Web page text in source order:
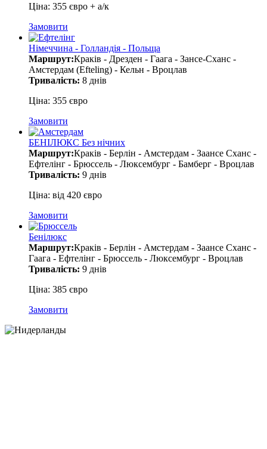
Ціна: 355 євро + а/к
Замовити
Німеччина - Голландія - Польща
Маршрут:Краків - Дрезден - Гаага - Зансе-Сханс -
Амстердам (Efteling) - Кельн - Вроцлав
Тривалість: 8 днів
Ціна: 355 євро
Замовити
БЕНІЛЮКС Без нічних
Маршрут:Краків - Берлін - Амстердам - Заансе Сханс -
Ефтелінг - Брюссель - Люксембург - Бамберг - Вроцлав
Тривалість: 9 днів
Ціна: від 420 євро
Замовити
Бенілюкс
Маршрут:Краків - Берлін - Амстердам - ​​Заансе Сханс -
Гаага - Ефтелінг - Брюссель - Люксембург - Вроцлав
Тривалість: 9 днів
Ціна: 385 євро
Замовити